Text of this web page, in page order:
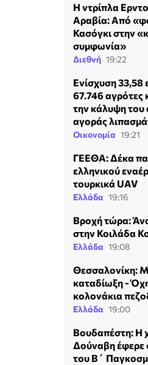
Η ντρίπλα
Αραβία: Από
Κασόγκι στην
συμφωνία»
Διεθνή 19:22
Ενίσχυση 33,58
67.746 αγρότες
την κάλυψη του
αγοράς
Οικονομία 19:21
ΓΕΕΘΑ: Δέκα
ελληνικού
τουρκικά UAV
Ελλάδα 19:16
Βροχή τώρα:
στην Κοιλάδα
Ελλάδα 19:08
Θεσσαλονίκη:
καταδίωξη -
κολονάκια
Ελλάδα 19:00
Βουδαπέστη: Η
Δούναβη έφερε
του Β΄